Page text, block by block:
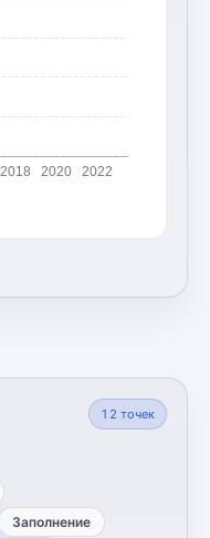
2018 2020 2022
12 точек
Заполнение